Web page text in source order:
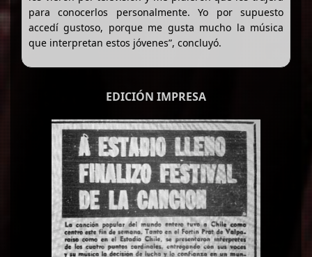
para conocerlos personalmente. Yo por supuesto
accedí gustoso, porque me gusta mucho la música
que interpretan estos jóvenes”, concluyó.
EDICIÓN IMPRESA